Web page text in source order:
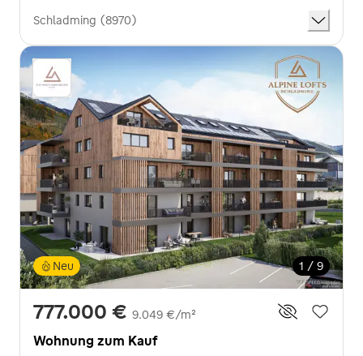
Schladming (8970)
1 / 9
Neu
777.000 € 9.049 €/m²
Wohnung zum Kauf